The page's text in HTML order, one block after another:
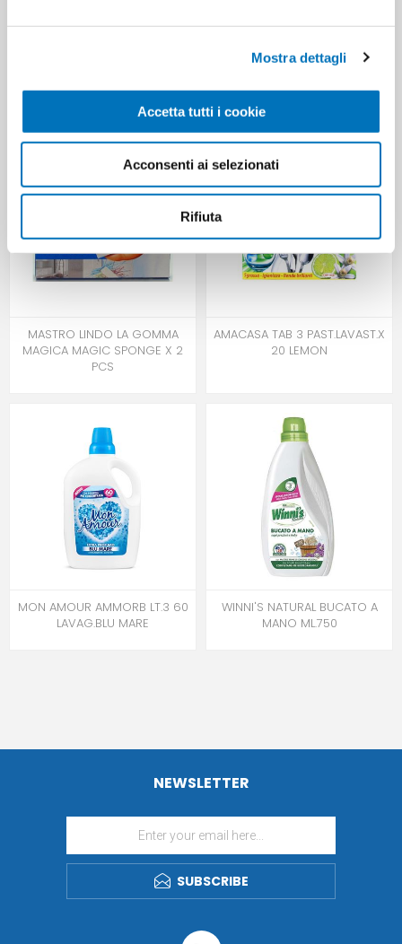
Mostra dettagli
Accetta tutti i cookie
Acconsenti ai selezionati
Rifiuta
CUSTOMERS WHO BOUGHT
THIS ITEM ALSO BOUGHT
MASTRO LINDO LA GOMMA
MAGICA MAGIC SPONGE X 2
PCS
AMACASA TAB 3 PAST.LAVAST.X
20 LEMON
MON AMOUR AMMORB LT.3 60
LAVAG.BLU MARE
WINNI'S NATURAL BUCATO A
MANO ML.750
NEWSLETTER
SUBSCRIBE